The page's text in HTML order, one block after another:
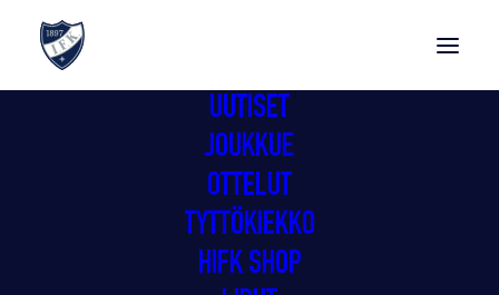
UUTISET
JOUKKUE
OTTELUT
TYTTÖKIEKKO
HIFK SHOP